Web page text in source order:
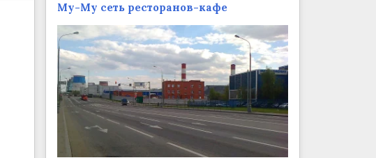
Му-Му сеть ресторанов-кафе